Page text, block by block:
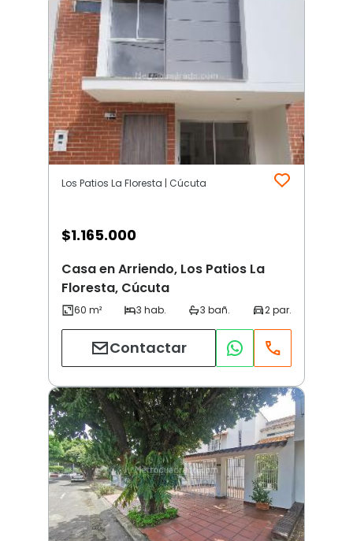
Los Patios La Floresta | Cúcuta
$1.165.000
Casa en Arriendo, Los Patios La
Floresta, Cúcuta
Contactar